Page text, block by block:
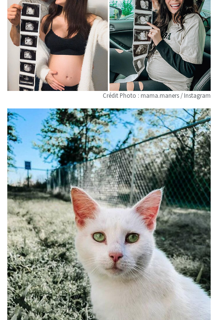
Crédit Photo : mama.maners / Instagram